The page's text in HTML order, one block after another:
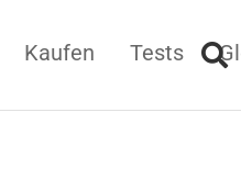
Kaufen Tests